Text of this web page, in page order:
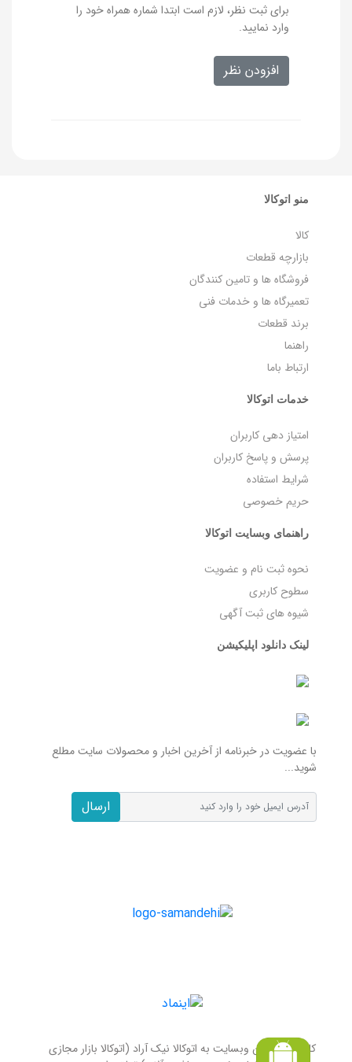
برای ثبت نظر، لازم است ابتدا شماره همراه خود را
وارد نمایید.
افزودن نظر
منو اتوکالا
کالا
بازارچه قطعات
فروشگاه ها و تامین کنندگان
تعمیرگاه ها و خدمات فنی
برند قطعات
راهنما
ارتباط باما
خدمات اتوکالا
امتیاز دهی کاربران
پرسش و پاسخ کاربران
شرایط استفاده
حریم خصوصی
راهنمای وبسایت اتوکالا
نحوه ثبت نام و عضویت
سطوح کاربری
شیوه های ثبت آگهی
لینک دانلود اپلیکیشن
با عضویت در خبرنامه از آخرین اخبار و محصولات سایت مطلع
شوید...
ارسال
کلیه حقوق این وبسایت به اتوکالا نیک آراد (اتوکالا بازار مجازی